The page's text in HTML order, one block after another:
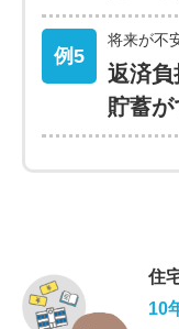
例5
将来が不
返済負
貯蓄
住
10